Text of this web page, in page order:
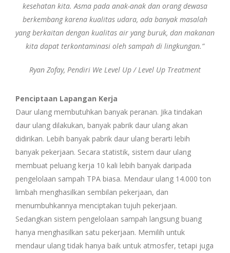
kesehatan kita. Asma pada anak-anak dan orang dewasa
berkembang karena kualitas udara, ada banyak masalah
yang berkaitan dengan kualitas air yang buruk, dan makanan
kita dapat terkontaminasi oleh sampah di lingkungan.”
Ryan Zofay, Pendiri We Level Up / Level Up Treatment
Penciptaan Lapangan Kerja
Daur ulang membutuhkan banyak peranan. Jika tindakan
daur ulang dilakukan, banyak pabrik daur ulang akan
didirikan. Lebih banyak pabrik daur ulang berarti lebih
banyak pekerjaan. Secara statistik, sistem daur ulang
membuat peluang kerja 10 kali lebih banyak daripada
pengelolaan sampah TPA biasa. Mendaur ulang 14.000 ton
limbah menghasilkan sembilan pekerjaan, dan
menumbuhkannya menciptakan tujuh pekerjaan.
Sedangkan sistem pengelolaan sampah langsung buang
hanya menghasilkan satu pekerjaan. Memilih untuk
mendaur ulang tidak hanya baik untuk atmosfer, tetapi juga